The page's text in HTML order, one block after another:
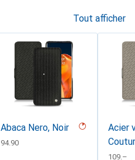
Tout afficher
Abaca Nero, Noir
CHF
94.90
Acier
CHF
109.–